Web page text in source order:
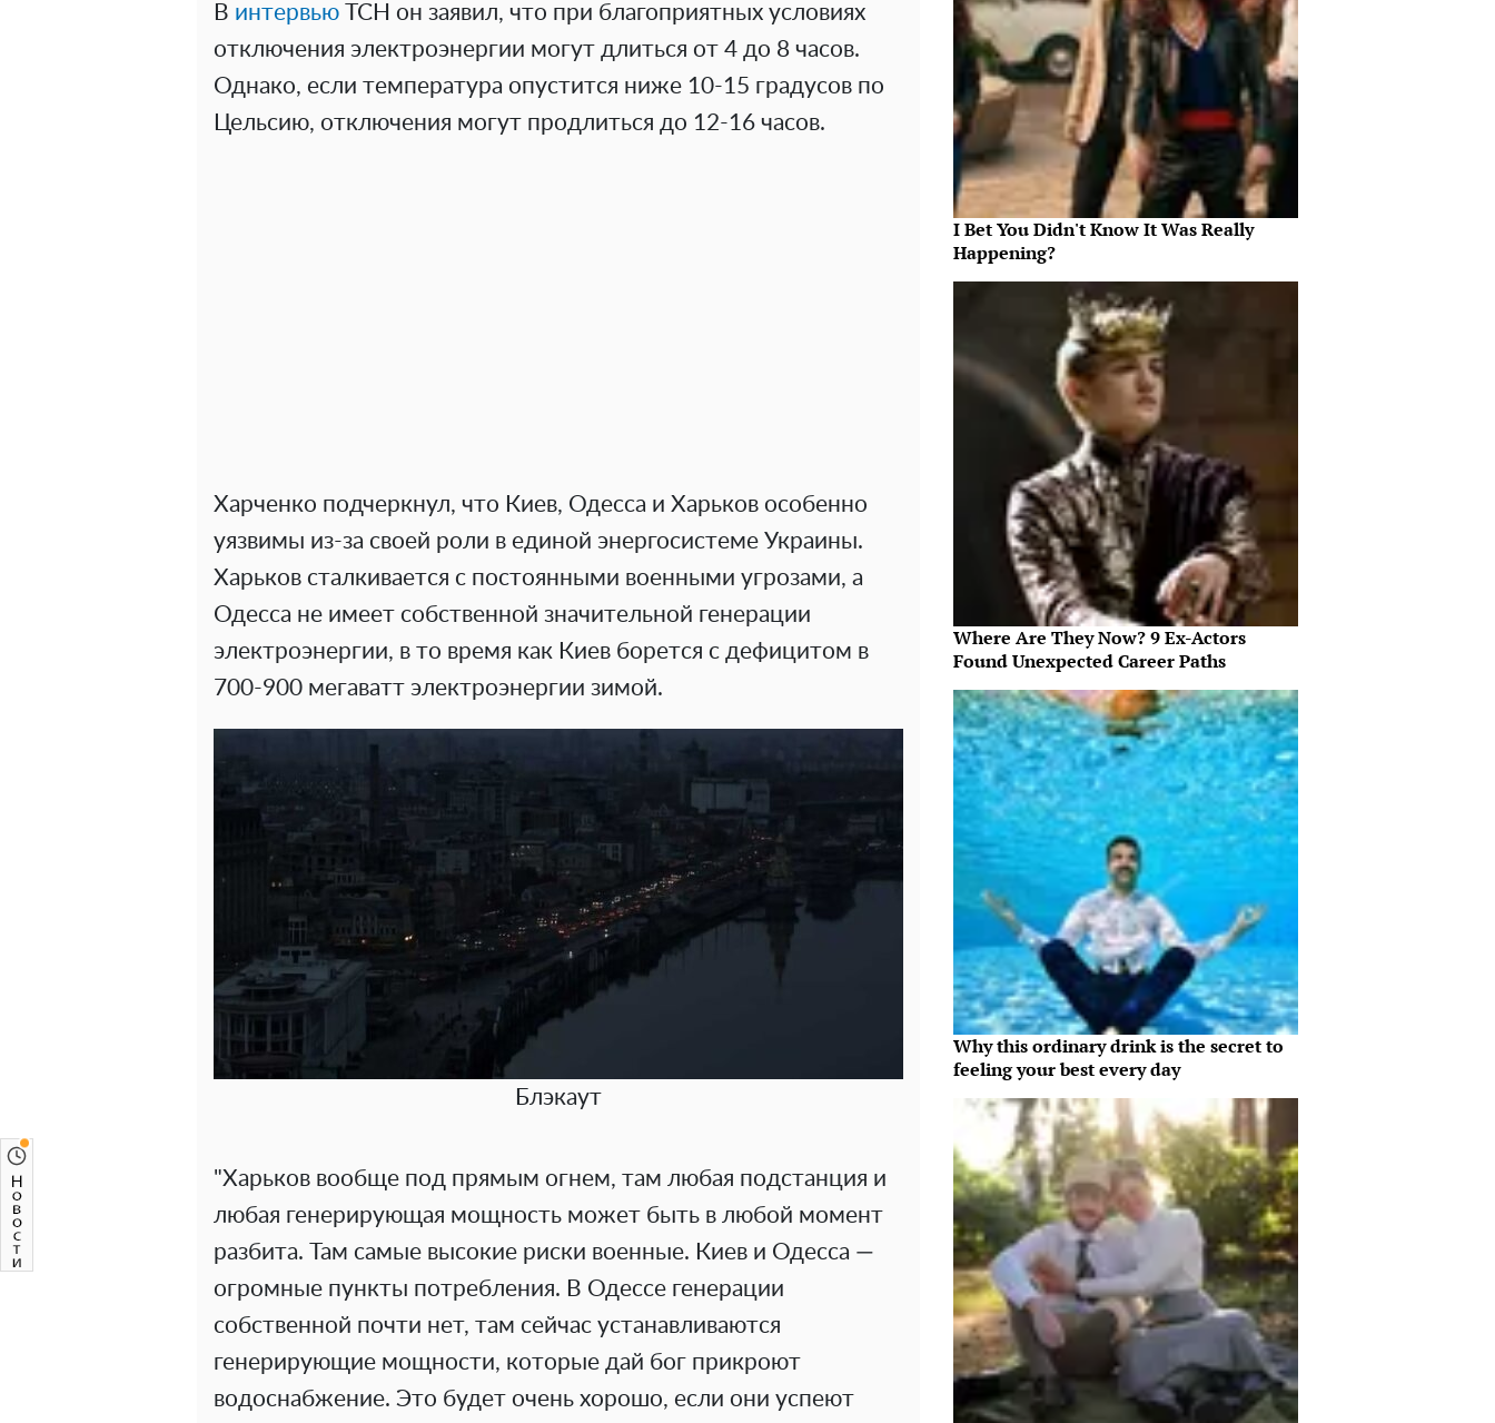
В интервью ТСН он заявил, что при благоприятных условиях
отключения электроэнергии могут длиться от 4 до 8 часов.
Однако, если температура опустится ниже 10-15 градусов по
Цельсию, отключения могут продлиться до 12-16 часов.
Харченко подчеркнул, что Киев, Одесса и Харьков особенно
уязвимы из-за своей роли в единой энергосистеме Украины.
Харьков сталкивается с постоянными военными угрозами, а
Одесса не имеет собственной значительной генерации
электроэнергии, в то время как Киев борется с дефицитом в
700-900 мегаватт электроэнергии зимой.
Блэкаут
"Харьков вообще под прямым огнем, там любая подстанция и
любая генерирующая мощность может быть в любой момент
разбита. Там самые высокие риски военные. Киев и Одесса —
огромные пункты потребления. В Одессе генерации
собственной почти нет, там сейчас устанавливаются
генерирующие мощности, которые дай бог прикроют
водоснабжение. Это будет очень хорошо, если они успеют
I Bet You Didn't Know It Was Really
Happening?
Where Are They Now? 9 Ex-Actors
Found Unexpected Career Paths
Why this ordinary drink is the secret to
feeling your best every day